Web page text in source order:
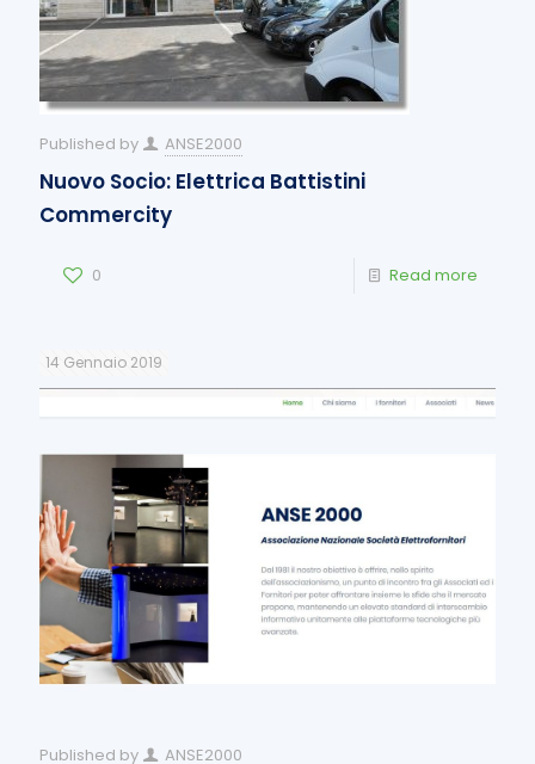
Published by ANSE2000
Nuovo Socio: Elettrica Battistini
Commercity
0 Read more
14 Gennaio 2019
Published by ANSE2000